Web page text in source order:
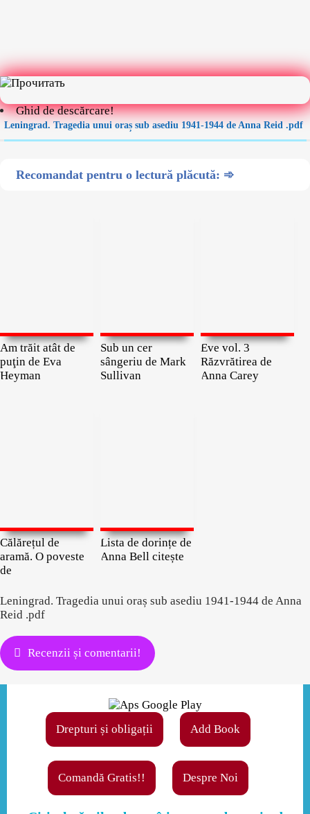
Ghid de descărcare!
Leningrad. Tragedia unui oraș sub asediu 1941-1944 de Anna Reid .pdf
Recomandat pentru o lectură plăcută: ➾
Am trăit atât de
puţin de Eva
Heyman
Sub un cer
sângeriu de Mark
Sullivan
Eve vol. 3
Răzvrătirea de
Anna Carey
Călărețul de
aramă. O poveste
de
Lista de dorințe de
Anna Bell citește
Leningrad. Tragedia unui oraș sub asediu 1941-1944 de Anna
Reid .pdf
Recenzii și comentarii!
Drepturi și obligații Add Book
Comandă Gratis!! Despre Noi